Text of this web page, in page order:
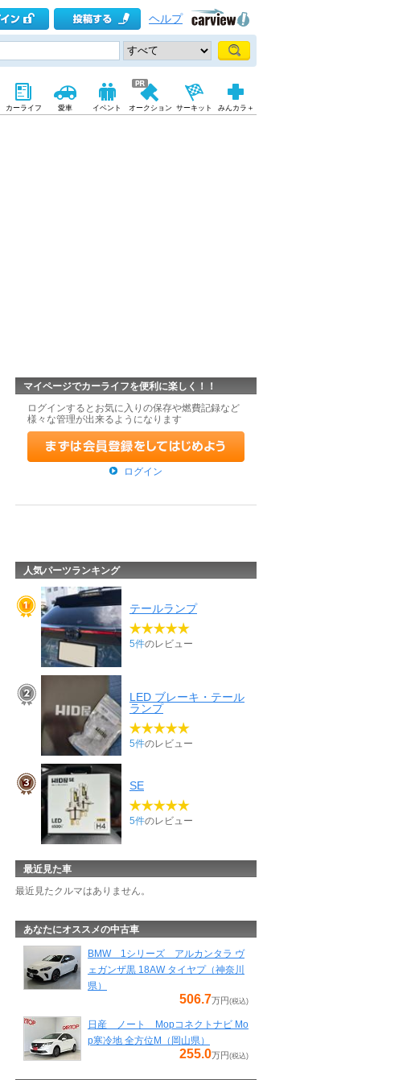
ヘルプ
カーライフ 愛車 イベント オークション サーキット みんカラ＋
マイページでカーライフを便利に楽しく！！
ログインするとお気に入りの保存や燃費記録など
様々な管理が出来るようになります
ログイン
人気パーツランキング
テールランプ
5件のレビュー
LED ブレーキ・テール
ランプ
5件のレビュー
SE
5件のレビュー
最近見た車
最近見たクルマはありません。
あなたにオススメの中古車
BMW 1シリーズ アルカンタラ ヴ
ェガンザ黒 18AW タイヤプ（神奈川
県）
506.7万円(税込)
日産 ノート Mopコネクトナビ Mo
p寒冷地 全方位M（岡山県）
255.0万円(税込)